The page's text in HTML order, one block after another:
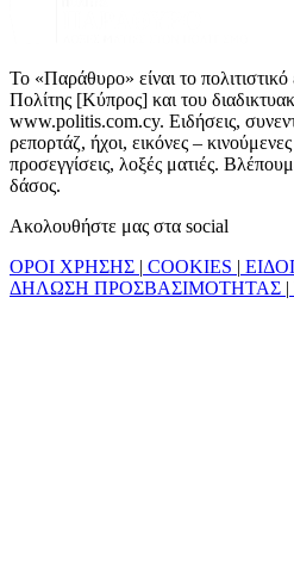
Το «Παράθυρο» είναι το
Πολίτης [Κύπρος] και του
www.politis.com.cy. Ειδήσεις,
ρεπορτάζ, ήχοι, εικόνες – κινούμενες
προσεγγίσεις, λοξές ματιές.
δάσος.
Ακολουθήστε μας στα social
ΟΡΟΙ ΧΡΗΣΗΣ | COOKIES |
ΔΗΛΩΣΗ ΠΡΟΣΒΑΣΙΜΟΤΗΤΑΣ |